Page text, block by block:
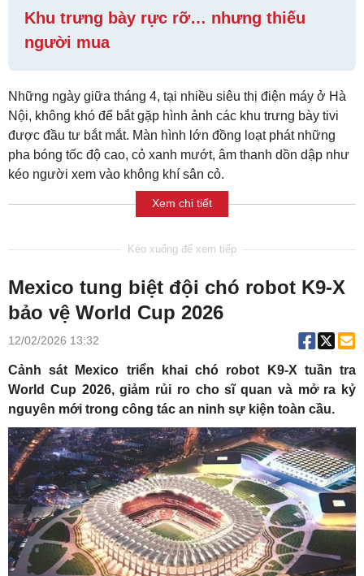
Khu trưng bày rực rỡ… nhưng thiếu
người mua
Những ngày giữa tháng 4, tại nhiều siêu thị điện máy ở Hà
Nội, không khó để bắt gặp hình ảnh các khu trưng bày tivi
được đầu tư bắt mắt. Màn hình lớn đồng loạt phát những
pha bóng tốc độ cao, cỏ xanh mướt, âm thanh dồn dập như
kéo người xem vào không khí sân cỏ.
Xem chi tiết
Mexico tung biệt đội chó robot K9-X
bảo vệ World Cup 2026
12/02/2026 13:32
Cảnh sát Mexico triển khai chó robot K9-X tuần tra
World Cup 2026, giảm rủi ro cho sĩ quan và mở ra kỷ
nguyên mới trong công tác an ninh sự kiện toàn cầu.